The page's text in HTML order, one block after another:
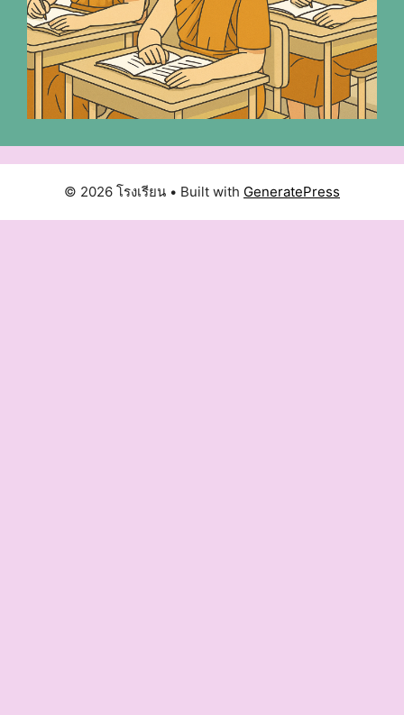
© 2026 โรงเรียน • Built with GeneratePress